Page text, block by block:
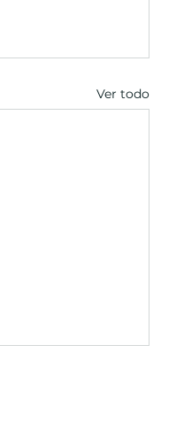
Ver todo